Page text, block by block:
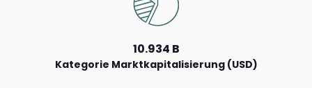
10.934 B
Kategorie Marktkapitalisierung (USD)